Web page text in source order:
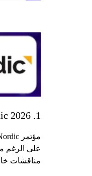
1. amaNordic 2026
على الرغم
مناقشات